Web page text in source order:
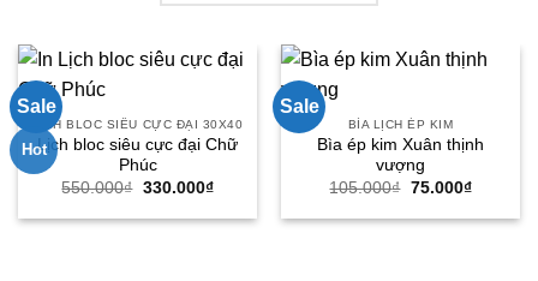
Sale
Hot
LỊCH BLOC SIÊU CỰC ĐẠI 30X40
Lịch bloc siêu cực đại Chữ
Phúc
550.000₫ Giá
là:
330.000₫Giá
tại
Sale
BÌA LỊCH ÉP KIM
Bìa ép kim Xuân thịnh
vượng
105.000₫ Giá
là:
75.000₫Giá
tại